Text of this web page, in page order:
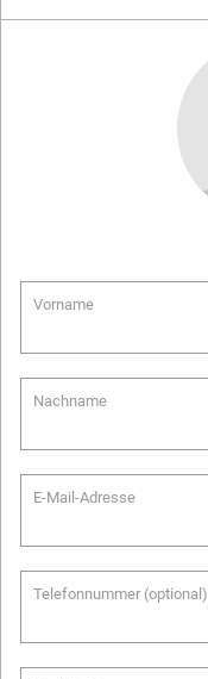
Vorname
Nachname
E-Mail-Adresse
Telefonnummer (optional)